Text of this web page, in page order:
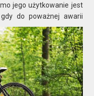
jego użytkowanie jest
do poważnej awarii